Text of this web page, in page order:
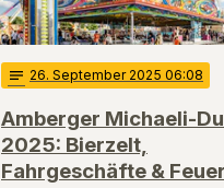
notes 26. September 2025 06:08
Amberger Michaeli-
2025: Bierzelt,
Fahrgeschäfte &